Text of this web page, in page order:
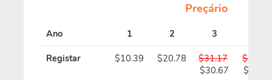
Preçário
Ano 1 2 3
Registar $10.39 $20.78
$31.17
$30.67
$41.56
$40.56